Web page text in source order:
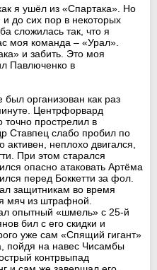
я ушёл из «Спартака». Но
до сих пор в некоторых
сложилась так, что я
моя команда – «Урал».
и забить. Это моя
Павлюченко в
организован как раз
Центрфорвард
точно прострелил в
Ставпец слабо пробил по
неплохо двигался,
При этом старался
опасно атаковать Артёма
перед Боккетти за фол.
защитникам во время
мяч из штрафной.
опытный «шмель» с 25-й
бил с его скидки и
уже сам «Спящий гигант»
пойдя на навес Чисамбы
контрвыпад